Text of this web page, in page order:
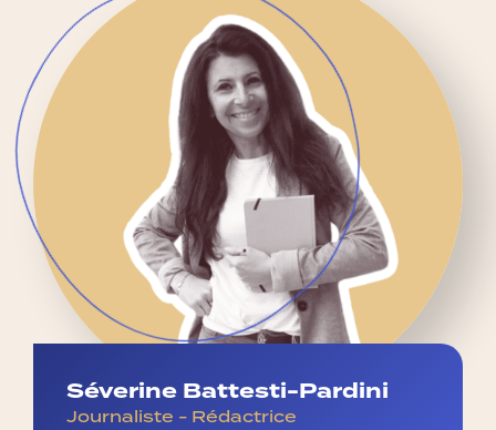
Séverine Battesti-Pardini
Journaliste - Rédactrice